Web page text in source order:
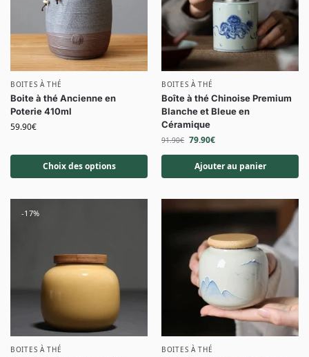
BOITES À THÉ
Boite à thé Ancienne en
Poterie 410ml
59.90€
Choix des options
BOITES À THÉ
Boîte à thé Chinoise Premium
Blanche et Bleue en
Céramique
91.90€ 79.90€
Ajouter au panier
-17%
BOITES À THÉ BOITES À THÉ